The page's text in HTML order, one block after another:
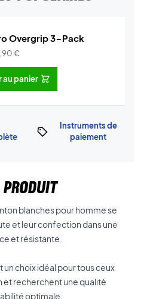
Overgrip 3-Pack
€
au panier
Instruments de
paiement
blanches pour homme se
et leur confection dans une
et résistante.
un choix idéal pour tous ceux
recherchent une qualité
optimale.